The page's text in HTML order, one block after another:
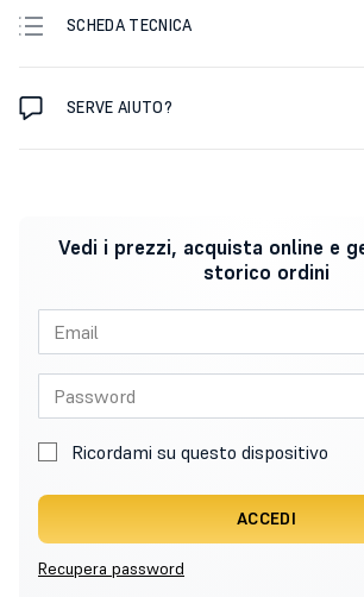
SCHEDA TECNICA
SERVE AIUTO?
Vedi i prezzi, acquista online e
storico ordini
Ricordami su questo dispositivo
ACCEDI
Recupera password